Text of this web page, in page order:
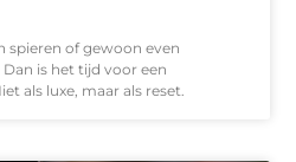
spieren of gewoon even
is het tijd voor een
als luxe, maar als reset.